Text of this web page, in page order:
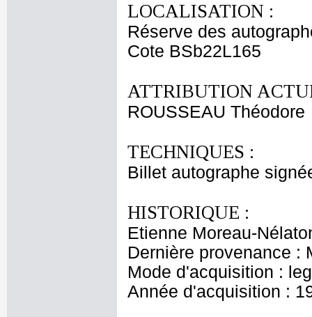
LOCALISATION :
Réserve des
Cote BSb22L165
ATTRIBUTION
ROUSSEAU Théodore
TECHNIQUES :
Billet autographe
HISTORIQUE :
Etienne Moreau-
Dernière provenance :
Mode d'acquisition :
Année d'acquisition :